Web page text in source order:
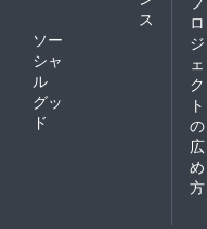
ス
ソー
シャ
ル
グッ
ド
ロ
ジ
ェ
ク
ト
の
広
め
方